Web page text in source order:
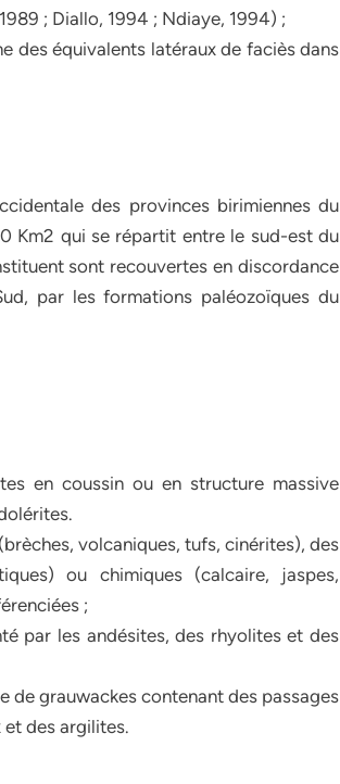
; Diallo, 1994 ; Ndiaye, 1994) ;
des équivalents latéraux de faciès dans
des provinces birimiennes du
Km2 qui se répartit entre le sud-est du
sont recouvertes en discordance
par les formations paléozoïques du
en coussin ou en structure massive
volcaniques, tufs, cinérites), des
ou chimiques (calcaire, jaspes,
;
par les andésites, des rhyolites et des
de grauwackes contenant des passages
des argilites.